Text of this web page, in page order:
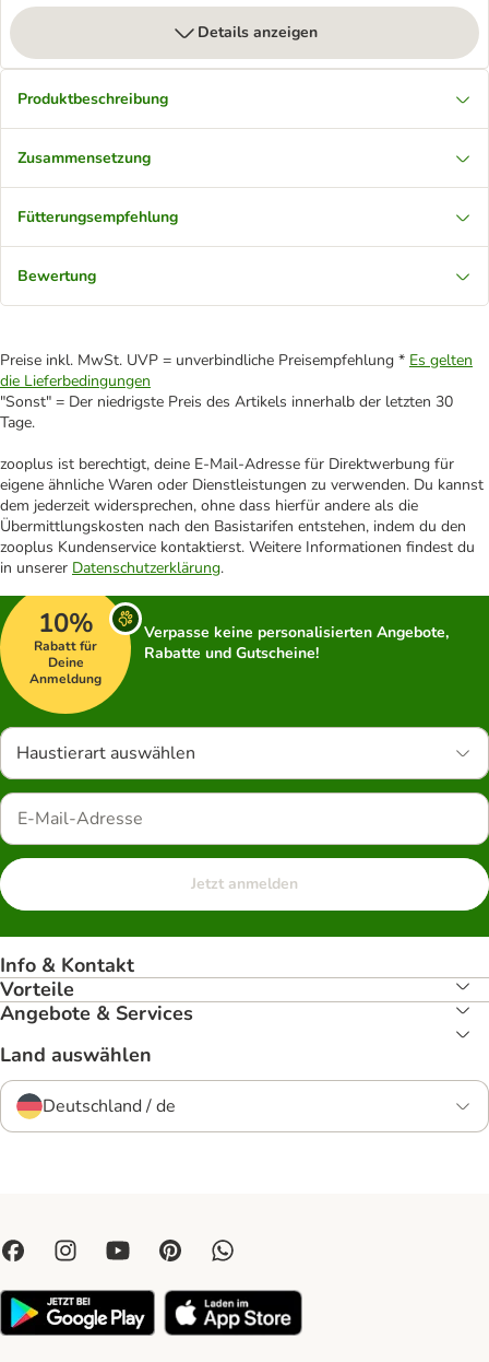
Details anzeigen
Produktbeschreibung
Zusammensetzung
Fütterungsempfehlung
Bewertung
Preise inkl. MwSt. UVP = unverbindliche Preisempfehlung * Es gelten
die Lieferbedingungen
"Sonst" = Der niedrigste Preis des Artikels innerhalb der letzten 30
Tage.
zooplus ist berechtigt, deine E-Mail-Adresse für Direktwerbung für
eigene ähnliche Waren oder Dienstleistungen zu verwenden. Du kannst
dem jederzeit widersprechen, ohne dass hierfür andere als die
Übermittlungskosten nach den Basistarifen entstehen, indem du den
zooplus Kundenservice kontaktierst. Weitere Informationen findest du
in unserer Datenschutzerklärung.
10%
Rabatt für
Deine
Anmeldung
Verpasse keine personalisierten Angebote,
Rabatte und Gutscheine!
Haustierart auswählen
Jetzt anmelden
Info & Kontakt
Vorteile
Angebote & Services
Land auswählen
Deutschland / de